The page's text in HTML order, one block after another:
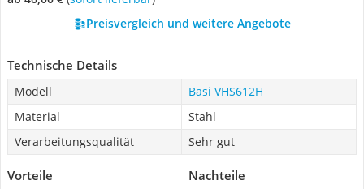
Preisvergleich und weitere Angebote
Technische Details
Modell
Basi VHS612H
Material
Stahl
Verarbeitungsqualität
Sehr gut
Vorteile Nachteile